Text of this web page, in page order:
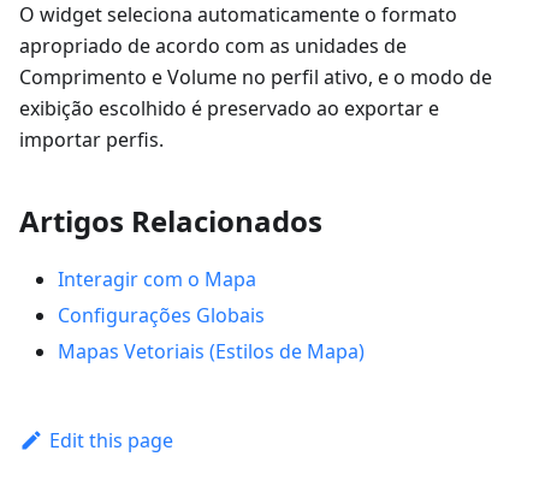
O widget seleciona automaticamente o formato
apropriado de acordo com as unidades de
Comprimento eVolume no perfil ativo, e o modo de
exibição escolhido é preservado ao exportar e
importar perfis.
Artigos Relacionados
Interagir com o Mapa
Configurações Globais
Mapas Vetoriais (Estilos de Mapa)
Edit this page